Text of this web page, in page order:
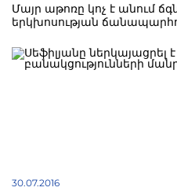
Մայր աթոռը կոչ է անում
երկխոսության
30.07.2016